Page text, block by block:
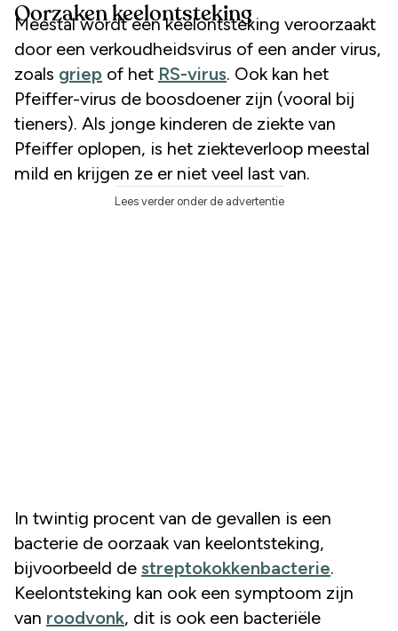
Oorzaken keelontsteking
Meestal wordt een keelontsteking veroorzaakt
door een verkoudheidsvirus of een ander virus,
zoals griep of het RS-virus. Ook kan het
Pfeiffer-virus de boosdoener zijn (vooral bij
tieners). Als jonge kinderen de ziekte van
Pfeiffer oplopen, is het ziekteverloop meestal
mild en krijgen ze er niet veel last van.
Lees verder onder de advertentie
In twintig procent van de gevallen is een
bacterie de oorzaak van keelontsteking,
bijvoorbeeld de streptokokkenbacterie.
Keelontsteking kan ook een symptoom zijn
van roodvonk, dit is ook een bacteriële